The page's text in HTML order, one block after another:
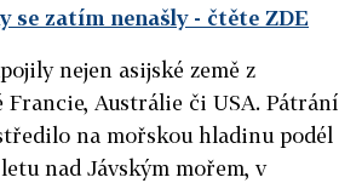
se zatím nenašly- čtěte ZDE
nejen asijské země z
Francie, Austrálie či USA. Pátrání
na mořskou hladinu podél
nad Jávským mořem, v